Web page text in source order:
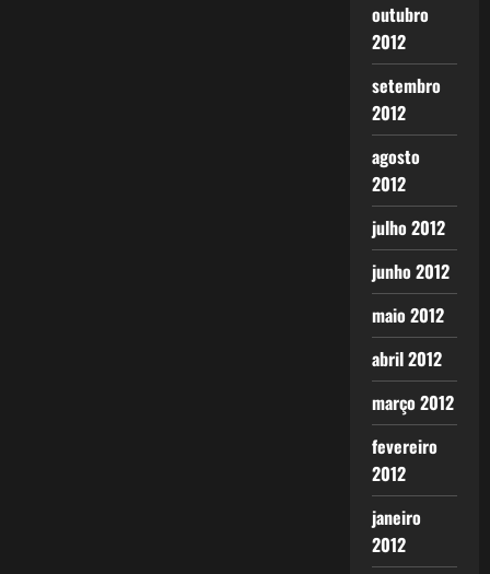
outubro
2012
setembro
2012
agosto
2012
julho 2012
junho 2012
maio 2012
abril 2012
março 2012
fevereiro
2012
janeiro
2012